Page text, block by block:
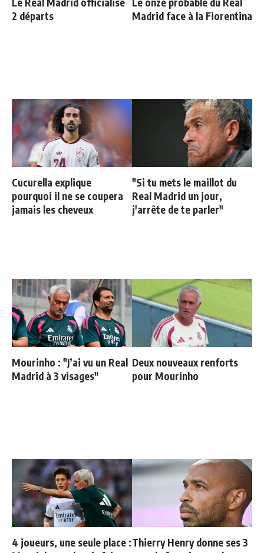
2 départs
Madrid face à la Fiorentina
Cucurella explique
pourquoi il ne se coupera
jamais les cheveux
"Si tu mets le maillot du
Real Madrid un jour,
j'arrête de te parler"
Mourinho : "J’ai vu un Real
Madrid à 3 visages"
Deux nouveaux renforts
pour Mourinho
4 joueurs, une seule place :Thierry Henry donne ses 3